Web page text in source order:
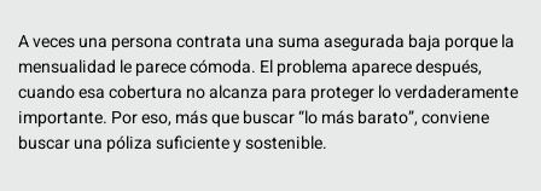
A veces una persona contrata una suma asegurada baja porque la
mensualidad le parece cómoda. El problema aparece después,
cuando esa cobertura no alcanza para proteger lo verdaderamente
importante. Por eso, más que buscar “lo más barato”, conviene
buscar una póliza suficiente y sostenible.